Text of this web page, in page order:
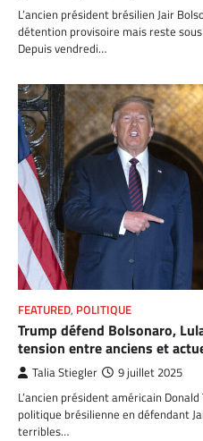
L’ancien président brésilien Jair
détention provisoire mais reste
Depuis vendredi…
FEATURED, POLITIQUE
Trump défend Bolsonaro,
tension entre anciens et
Talia Stiegler 9 juillet 2025
L’ancien président américain
politique brésilienne en défendant
terribles…